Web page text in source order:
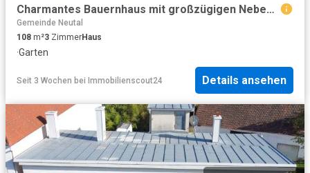
Charmantes Bauernhaus mit großzügigen Nebengebäuden und großem Garten in Kleinwarasdorf!
Gemeinde Neutal
108 m²3 ZimmerHaus
·Garten
Seit 3 Wochen bei Immobilienscout24 Details ansehen